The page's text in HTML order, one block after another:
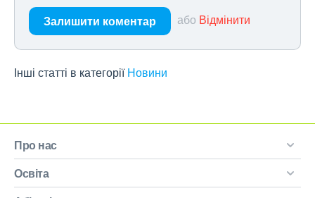
Залишити коментар або Відмінити
Інші статті в категорії Новини
Про нас
Освіта